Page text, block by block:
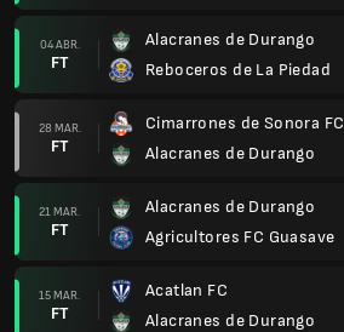
04 ABR.
FT
Alacranes de Durango
Reboceros de La Piedad
28 MAR.
FT
Cimarrones de Sonora FC
Alacranes de Durango
21 MAR.
FT
Alacranes de Durango
Agricultores FC Guasave
15 MAR.
FT
Acatlan FC
Alacranes de Durango